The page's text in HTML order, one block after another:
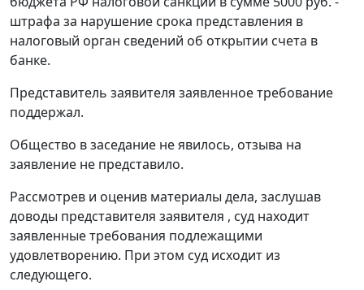
штрафа за нарушение срока представления в
налоговый орган сведений об открытии счета в
банке.
Представитель заявителя заявленное требование
поддержал.
Общество в заседание не явилось, отзыва на
заявление не представило.
Рассмотрев и оценив материалы дела, заслушав
доводы представителя заявителя , суд находит
заявленные требования подлежащими
удовлетворению. При этом суд исходит из
следующего.